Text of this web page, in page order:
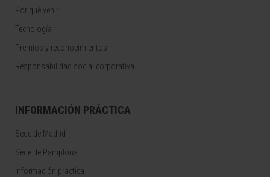
Por qué venir
Tecnología
Premios y reconocimientos
Responsabilidad social corporativa
INFORMACIÓN PRÁCTICA
Sede de Madrid
Sede de Pamplona
Información práctica